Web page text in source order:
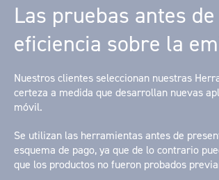
Las pruebas antes
eficiencia sobre la
Nuestros clientes seleccionan nuestras
certeza a medida que desarrollan nuevas
móvil.
Se utilizan las herramientas antes de
esquema de pago, ya que de lo contrario
que los productos no fueron probados